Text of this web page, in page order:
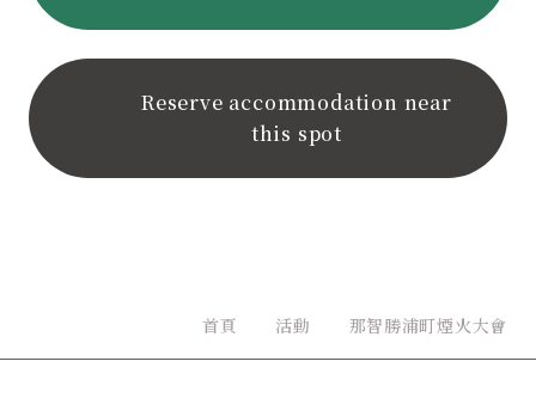
首頁 活動 那智勝浦町煙火大會
Reserve accommodation near
this spot